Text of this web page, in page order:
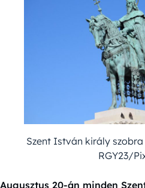
Szent István király
RGY23/
Augusztus 20-án minden